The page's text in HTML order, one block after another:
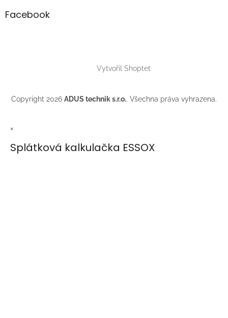
Facebook
Vytvořil Shoptet
Copyright 2026 ADUS technik s.r.o.. Všechna práva vyhrazena.
×
Splátková kalkulačka ESSOX